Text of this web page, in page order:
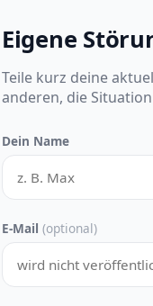
Eigene
Teile kurz deine
anderen, die
Dein Name
E-Mail (optional)